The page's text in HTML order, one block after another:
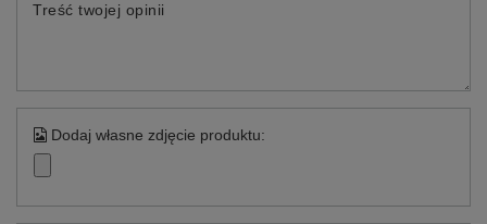
Treść twojej opinii
Dodaj własne zdjęcie produktu: